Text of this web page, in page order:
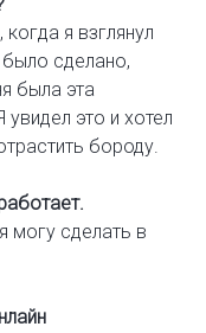
я взглянул
сделано,
была эта
это и хотел
бороду.
могу сделать в